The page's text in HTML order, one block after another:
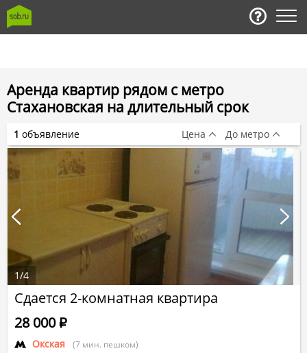
Аренда квартир рядом с метро
Стахановская на длительный срок
Сдается 2-комнатная квартира
Окская (7 мин. пешком)
28 000Р
1/4
1 объявление Цена До метро